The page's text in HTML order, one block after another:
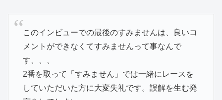
このインビューでの最後のすみませんは、良いコ
メントができなくてすみませんって事なんで
す、、、
2番を取って「すみません」では一緒にレースを
していただいた方に大変失礼です。誤解を生む発